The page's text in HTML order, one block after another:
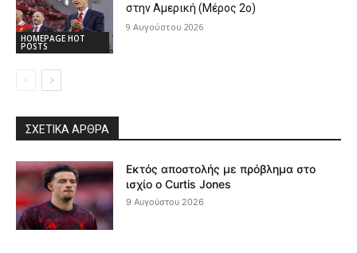
HOMEPAGE HOT
POSTS
στην Αμερική (Μέρος 2ο)
9 Αυγούστου 2026
ΣΧΕΤΙΚΆ ΆΡΘΡΑ
Εκτός αποστολής με πρόβλημα στο
ισχίο ο Curtis Jones
9 Αυγούστου 2026